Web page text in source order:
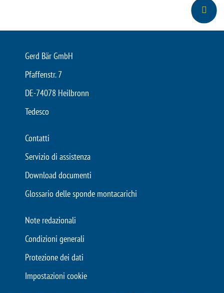
Gerd Bär GmbH
Pfaffenstr. 7
DE-74078 Heilbronn
Tedesco
Contatti
Servizio di assistenza
Download documenti
Glossario delle sponde montacarichi
Note redazionali
Condizioni generali
Protezione dei dati
Impostazioni cookie